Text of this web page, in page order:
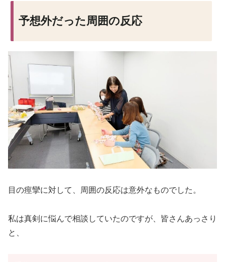
予想外だった周囲の反応
目の痙攣に対して、周囲の反応は意外なものでした。
私は真剣に悩んで相談していたのですが、皆さんあっさり
と、